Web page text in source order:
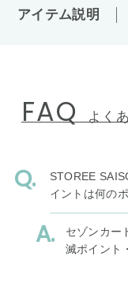
アイテム説明
FAQ よく
STOREE
イントは何の
セゾンカー
滅ポイント